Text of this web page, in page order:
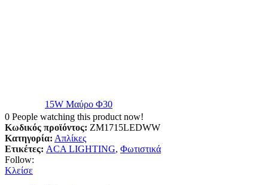
15W Μαύρο Φ30
0 People watching this product now!
Κωδικός προϊόντος: ZM1715LEDWW
Κατηγορία: Απλίκες
Ετικέτες: ACA LIGHTING, Φωτιστικά
Follow:
Κλείσε